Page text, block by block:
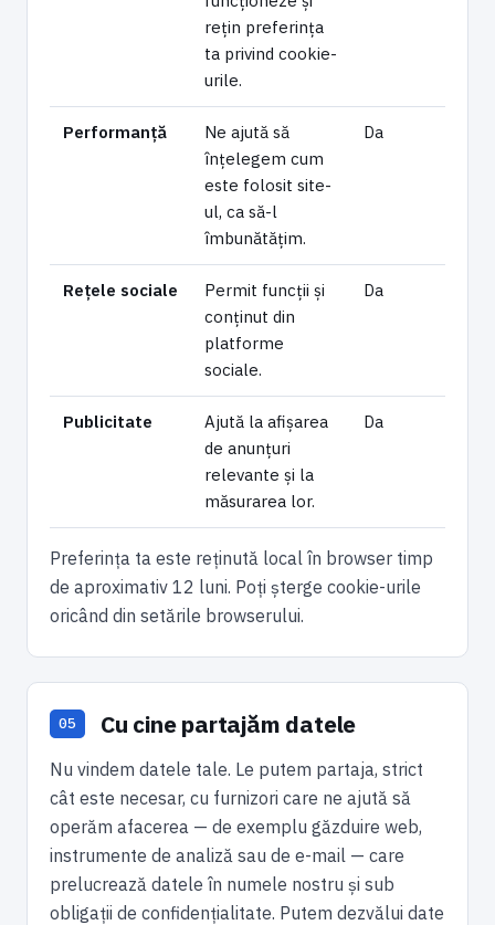
rețin preferința
ta privind cookie-
urile.
Performanță
Ne ajută să
înțelegem cum
este folosit site-
ul, ca să-l
îmbunătățim.
Da
Rețele sociale
Permit funcții și
conținut din
platforme
sociale.
Da
Publicitate
Ajută la afișarea
de anunțuri
relevante și la
măsurarea lor.
Da
Preferința ta este reținută local în browser timp
de aproximativ 12 luni. Poți șterge cookie-urile
oricând din setările browserului.
Cu cine partajăm datele
Nu vindem datele tale. Le putem partaja, strict
cât este necesar, cu furnizori care ne ajută să
operăm afacerea — de exemplu găzduire web,
instrumente de analiză sau de e-mail — care
prelucrează datele în numele nostru și sub
obligații de confidențialitate. Putem dezvălui date